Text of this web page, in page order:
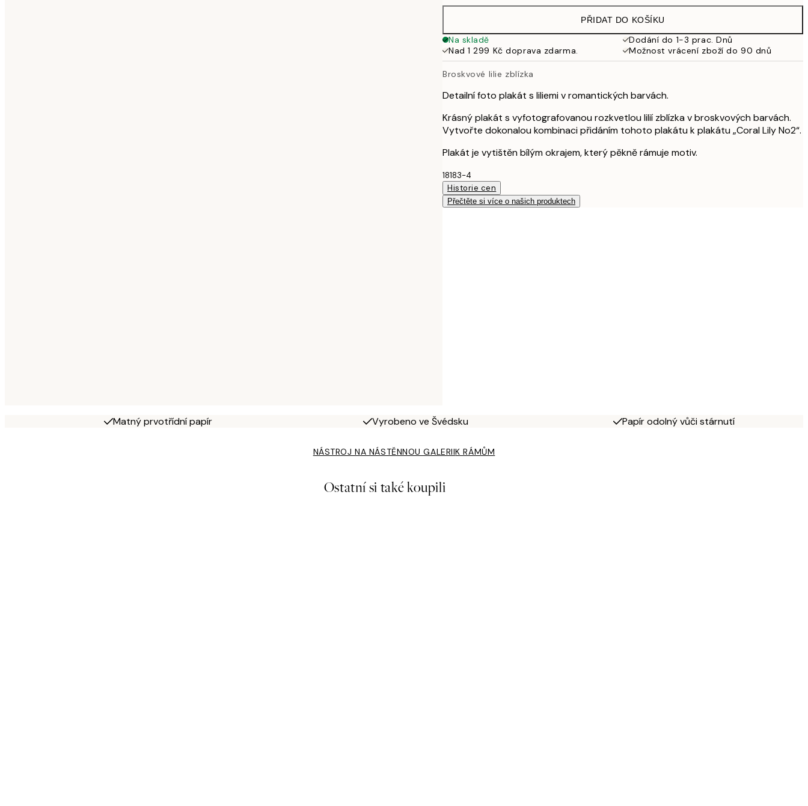
499 Kč
925 Kč
PŘIDAT DO KOŠÍKU
Na skladě
Dodání do 1-3 prac. Dnů
Nad 1 299 Kč doprava zdarma.
Možnost vrácení zboží do 90 dnů
Broskvové lilie zblízka
Detailní foto plakát s liliemi v romantických barvách.
Krásný plakát s vyfotografovanou rozkvetlou lilií zblízka v broskvových barvách.
Vytvořte dokonalou kombinaci přidáním tohoto plakátu k plakátu „Coral Lily No2“.
Plakát je vytištěn bílým okrajem, který pěkně rámuje motiv.
18183-4
Historie cen
Přečtěte si více o našich produktech
Matný prvotřídní papír Vyrobeno ve Švédsku Papír odolný vůči stárnutí
NÁSTROJ NA NÁSTĚNNOU GALERIIK RÁMŮM
Ostatní si také koupili